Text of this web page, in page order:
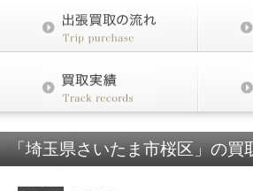
「埼玉県さいたま市桜区」の買